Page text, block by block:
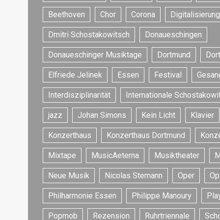
Beethoven Chor Corona Digitalisierung
Dmitri Schostakowitsch Donaueschingen
Donaueschinger Musiktage Dortmund
Elfriede Jelinek Essen Festival
Interdisziplinarität Internationale
jazz Johan Simons Kein Licht Klavier
Konzerthaus Konzerthaus Dortmund
Mixtape MusicAeterna Musiktheater
Neue Musik Nicolas Stemann Oper
Philharmonie Essen Philippe Manoury
Popmob Rezension Ruhrtriennale